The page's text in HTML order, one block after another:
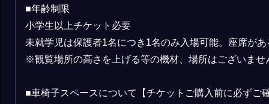
■年齢制限
小学生以上チケット必要
未就学児は保護者1名につき1名のみ⼊場可能。座席が
※観覧場所の⾼さを上げる等の機材、場所はございませ
■車椅子スペースについて【チケットご購入前に必ずご